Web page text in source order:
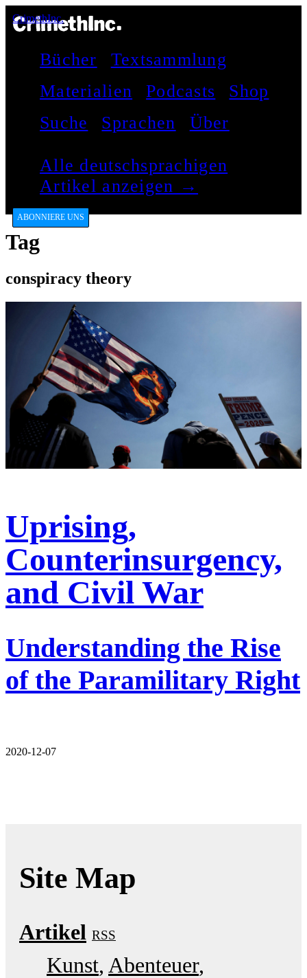
CrimethInc.
Bücher
Textsammlung
Materialien
Podcasts
Shop
Suche
Sprachen Über
Alle deutschsprachigen
Artikel anzeigen →
ABONNIERE UNS
Tag
conspiracy theory
Uprising,
Counterinsurgency,
and Civil War
Understanding the Rise
of the Paramilitary Right
2020-12-07
Site Map
Artikel RSS
Kunst Abenteuer